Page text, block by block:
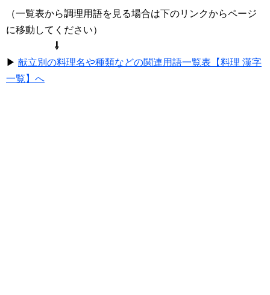
（一覧表から調理用語を見る場合は下のリンクからページ
に移動してください）
⇩
▶ 献立別の料理名や種類などの関連用語一覧表【料理 漢字
一覧】へ